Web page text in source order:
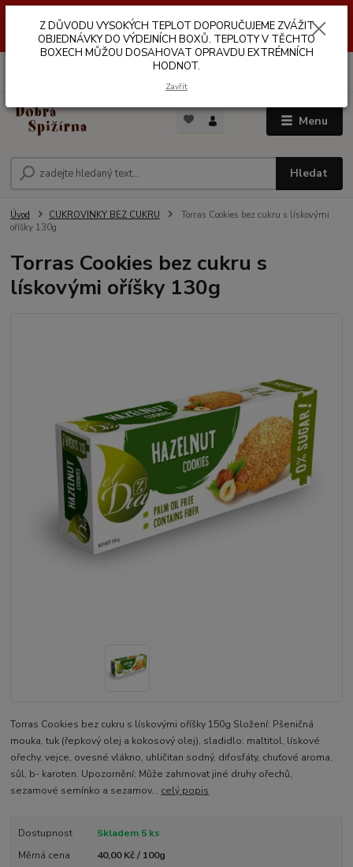
VÝDEJNÍCH BOXŮ. TEPLOTA V TĚCHTO BOXECH MŮŽE DOSAHOVAT
OPRAVDU EXTRÉMNÍCH HODNOT.
Menu
Hledat
Úvod CUKROVINKY BEZ CUKRU
Torras Cookies bez cukru s lískovými
oříšky 130g
Torras Cookies bez cukru s
lískovými oříšky 130g
Torras Cookies bez cukru s lískovými oříšky 150g Složení: Pšeničná
mouka, tuk (řepkový olej a kokosový olej), sladidlo: maltitol, lískové
ořechy, vejce, ovesné vlákno, uhličitan sodný, difosfáty, chuťové aroma,
sůl, b- karoten. Upozornění: Může zahrnovat jiné druhy ořechů,
sezamové semínko a sezamov... celý popis
Dostupnost
Skladem 5 ks
Měrná cena
40,00 Kč / 100g
Z DŮVODU VYSOKÝCH TEPLOT DOPORUČUJEME ZVÁŽIT
OBJEDNÁVKY DO VÝDEJNÍCH BOXŮ. TEPLOTY V TĚCHTO
BOXECH MŮŽOU DOSAHOVAT OPRAVDU EXTRÉMNÍCH
HODNOT.
Zavřít